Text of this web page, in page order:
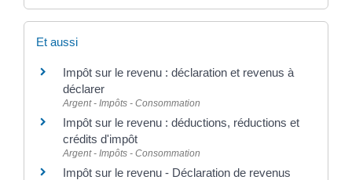
Et aussi
Impôt sur le revenu : déclaration et revenus à
déclarer
Argent - Impôts - Consommation
Impôt sur le revenu : déductions, réductions et
crédits d'impôt
Argent - Impôts - Consommation
Impôt sur le revenu - Déclaration de revenus